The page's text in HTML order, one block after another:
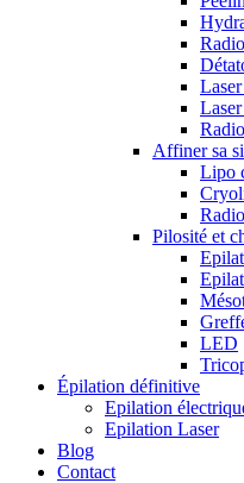
Affiner sa
Lipo
Pilosité et
LED
Épilation définitive
Epilation
Epilation Laser
Blog
Contact